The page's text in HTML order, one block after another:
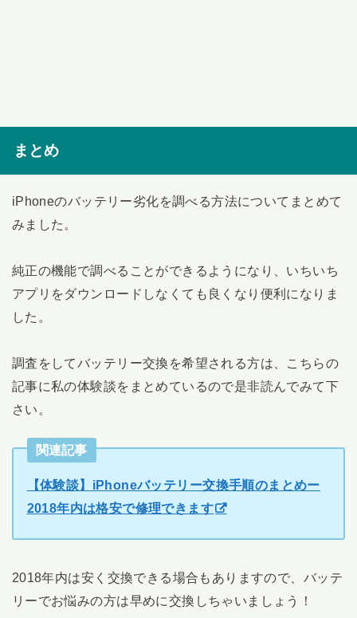
まとめ
iPhoneのバッテリー劣化を調べる方法についてまとめて
みました。
純正の機能で調べることができるようになり、いちいち
アプリをダウンロードしなくても良くなり便利になりま
した。
調査をしてバッテリー交換を希望される方は、こちらの
記事に私の体験談をまとめているので是非読んでみて下
さい。
関連記事
【体験談】iPhoneバッテリー交換手順のまとめー
2018年内は格安で修理できます
2018年内は安く交換できる場合もありますので、バッテ
リーでお悩みの方は早めに交換しちゃいましょう！